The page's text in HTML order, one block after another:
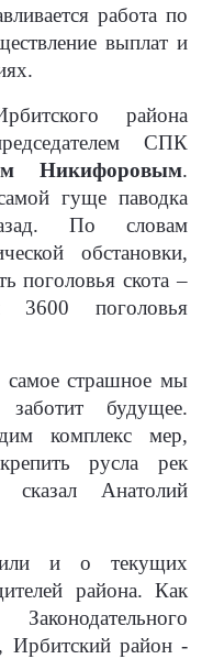
работа по
выплат и
района
СПК
Никифоровым.
гуще паводка
По словам
обстановки,
поголовья скота –
поголовья
самое страшное мы
заботит будущее.
комплекс мер,
русла рек
Анатолий
и о текущих
района. Как
, Ирбитский район -